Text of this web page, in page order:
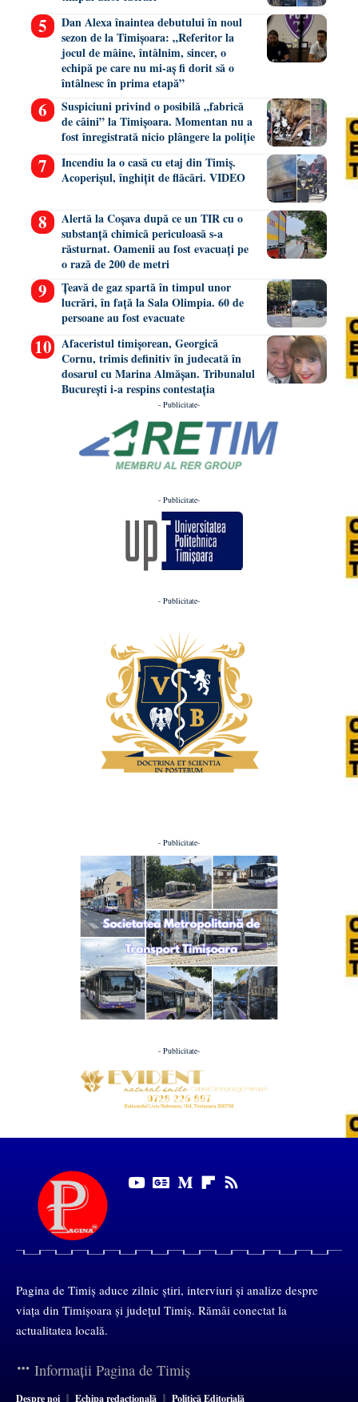
Dan Alexa înaintea debutului în noul
sezon de la Timișoara: „Referitor la
jocul de mâine, întâlnim, sincer, o
echipă pe care nu mi-aș fi dorit să o
întâlnesc în prima etapă”
Suspiciuni privind o posibilă „fabrică
de câini” la Timișoara. Momentan nu a
fost înregistrată nicio plângere la poliție
Incendiu la o casă cu etaj din Timiș.
Acoperișul, înghițit de flăcări. VIDEO
Alertă la Coșava după ce un TIR cu o
substanță chimică periculoasă s-a
răsturnat. Oamenii au fost evacuați pe
o rază de 200 de metri
Țeavă de gaz spartă în timpul unor
lucrări, în față la Sala Olimpia. 60 de
persoane au fost evacuate
Afaceristul timișorean, Georgică
Cornu, trimis definitiv în judecată în
dosarul cu Marina Almășan. Tribunalul
București i-a respins contestația
- Publicitate-
- Publicitate-
- Publicitate-
- Publicitate-
- Publicitate-
Pagina de Timiș aduce zilnic știri, interviuri și analize despre
viața din Timișoara și județul Timiș. Rămâi conectat la
actualitatea locală.
Informații Pagina de Timiș
Despre noi Echipa redacțională Politică Editorială